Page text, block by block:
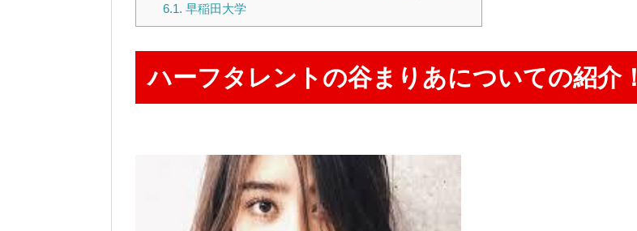
6.1. 早稲田大学
ハーフタレントの谷まりあについての紹介！